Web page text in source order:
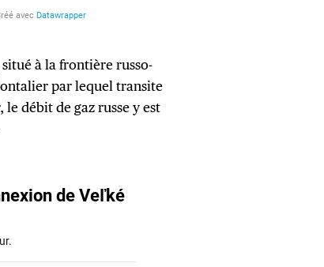
à la frontière russo-
par lequel transite
le débit de gaz russe y est